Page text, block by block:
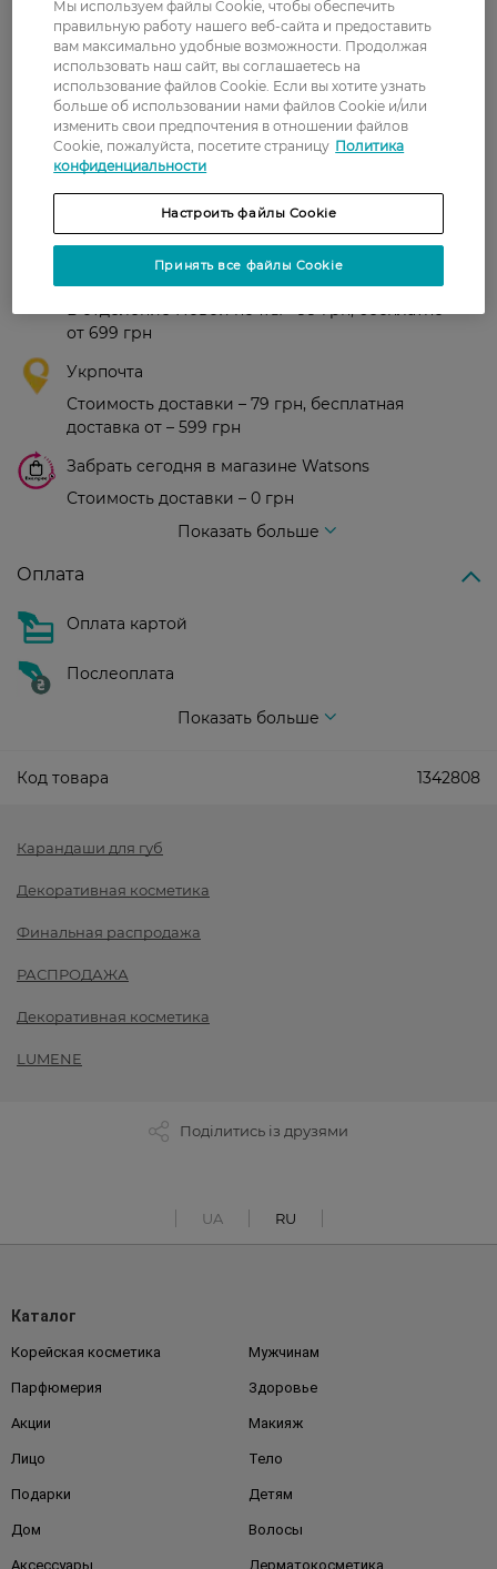
Рейтинг и отзывы
0
З 0 відгуків
0 відгуків
Доставка
Новая почта
В отделение Новой почты - 99 грн, бесплатно
от 699 грн
Укрпочта
Стоимость доставки – 79 грн, бесплатная
доставка от – 599 грн
Забрать сегодня в магазине Watsons
Стоимость доставки – 0 грн
Показать больше
Оплата
Оплата картой
Послеоплата
Показать больше
Код товара 1342808
Карандаши для губ
Декоративная косметика
Финальная распродажа
РАСПРОДАЖА
Декоративная косметика
LUMENE
Поділитись із друзями
UA RU
Каталог
Корейская косметика Мужчинам
Парфюмерия Здоровье
Акции Макияж
Лицо Тело
Подарки Детям
Дом Волосы
Аксессуары Дерматокосметика
Мы используем файлы Cookie, чтобы обеспечить
правильную работу нашего веб-сайта и предоставить
вам максимально удобные возможности. Продолжая
использовать наш сайт, вы соглашаетесь на
использование файлов Cookie. Если вы хотите узнать
больше об использовании нами файлов Cookie и/или
изменить свои предпочтения в отношении файлов
Cookie, пожалуйста, посетите страницу Политика
конфиденциальности
Настроить файлы Cookie
Принять все файлы Cookie